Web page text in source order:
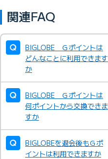
関連FAQ
BIGLOBE Ｇポイントは
どんなことに利用できます
か
BIGLOBE Ｇポイントは
何ポイントから交換できま
すか
BIGLOBEを退会後もＧポ
イントは利用できますか